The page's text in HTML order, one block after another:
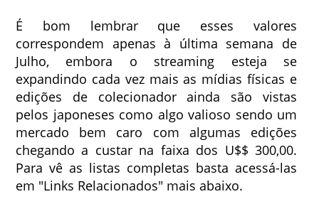
É bom lembrar que esses valores
correspondem apenas à última semana de
Julho, embora o streaming esteja se
expandindo cada vez mais as mídias físicas e
edições de colecionador ainda são vistas
pelos japoneses como algo valioso sendo um
mercado bem caro com algumas edições
chegando a custar na faixa dos U$$ 300,00.
Para vê as listas completas basta acessá-las
em "Links Relacionados" mais abaixo.